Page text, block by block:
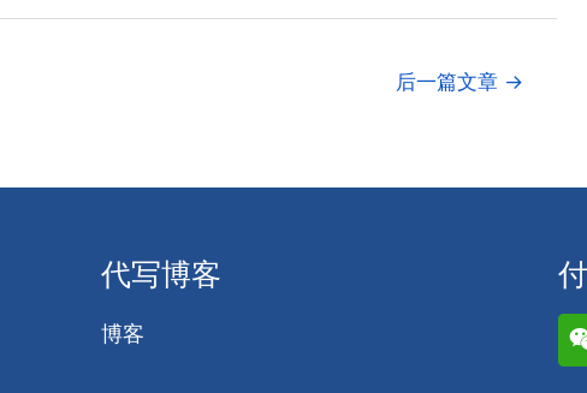
后一篇文章 →
代写博客
博客